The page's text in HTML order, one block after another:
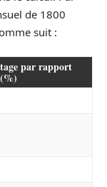
de 1800
suit :
par rapport